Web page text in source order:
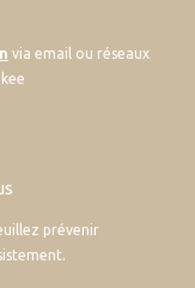
via email ou réseaux
prévenir